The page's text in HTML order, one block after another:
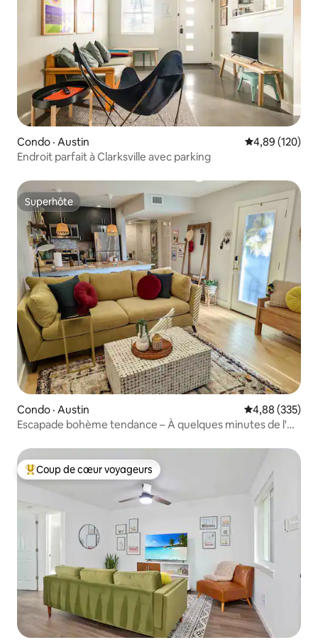
Condo · Austin Note
4,89 (120)
Endroit parfait à Clarksville avec parking
Superhôte
Superhôte
Condo · Austin Note
4,88 (335)
Escapade bohème tendance – À quelques minutes de l'UT
Coup de cœur voyageurs parmi les plus aimés
Coup de cœur voyageurs